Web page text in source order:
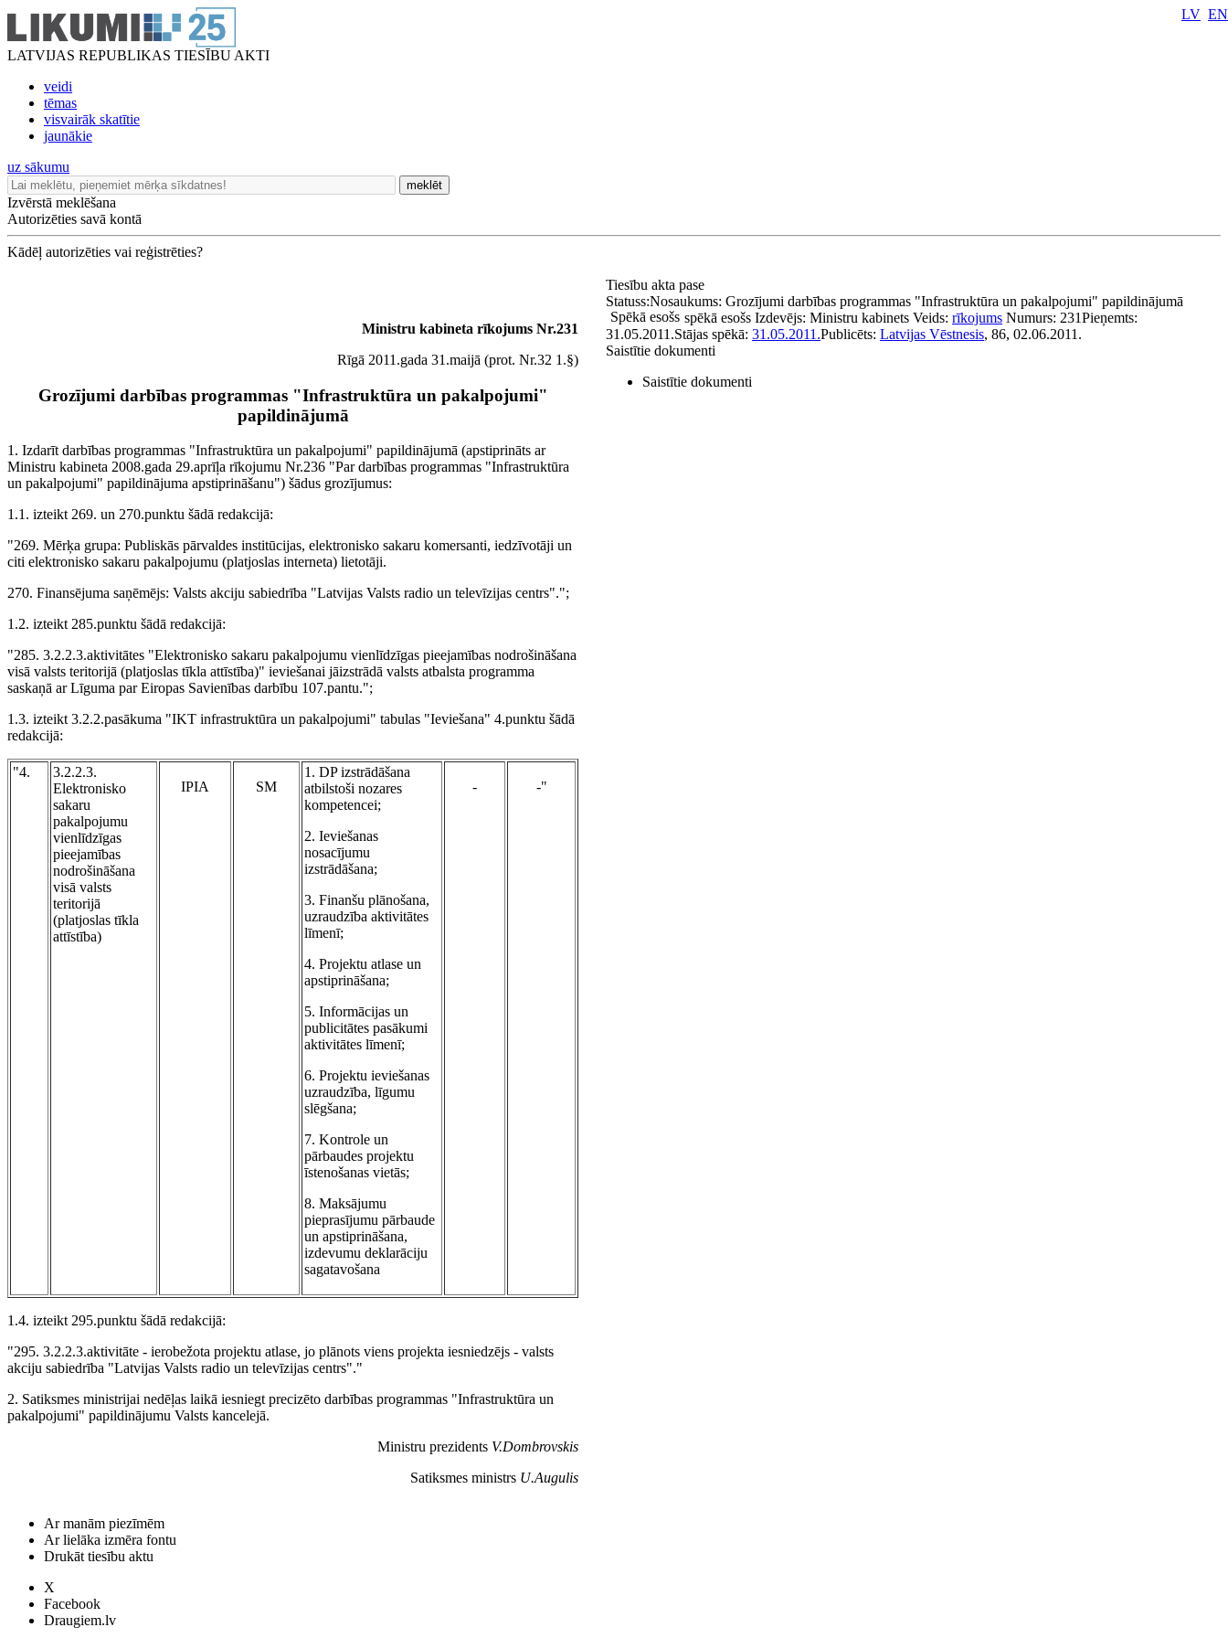
LATVIJAS REPUBLIKAS TIESĪBU AKTI
veidi
tēmas
visvairāk skatītie
jaunākie
LV EN
uz sākumu
meklēt
Izvērstā meklēšana
Autorizēties savā kontā
Kādēļ autorizēties vai reģistrēties?
Ministru kabineta rīkojums Nr.231
Rīgā 2011.gada 31.maijā (prot. Nr.32 1.§)
Grozījumi darbības programmas "Infrastruktūra un pakalpojumi"
papildinājumā
1. Izdarīt darbības programmas "Infrastruktūra un pakalpojumi" papildinājumā (apstiprināts ar
Ministru kabineta 2008.gada 29.aprīļa rīkojumu Nr.236 "Par darbības programmas "Infrastruktūra
un pakalpojumi" papildinājuma apstiprināšanu") šādus grozījumus:
1.1. izteikt 269. un 270.punktu šādā redakcijā:
"269. Mērķa grupa: Publiskās pārvaldes institūcijas, elektronisko sakaru komersanti, iedzīvotāji un
citi elektronisko sakaru pakalpojumu (platjoslas interneta) lietotāji.
270. Finansējuma saņēmējs: Valsts akciju sabiedrība "Latvijas Valsts radio un televīzijas centrs".";
1.2. izteikt 285.punktu šādā redakcijā:
"285. 3.2.2.3.aktivitātes "Elektronisko sakaru pakalpojumu vienlīdzīgas pieejamības nodrošināšana
visā valsts teritorijā (platjoslas tīkla attīstība)" ieviešanai jāizstrādā valsts atbalsta programma
saskaņā ar Līguma par Eiropas Savienības darbību 107.pantu.";
1.3. izteikt3.2.2.pasākuma "IKT infrastruktūra un pakalpojumi" tabulas "Ieviešana" 4.punktu šādā
redakcijā:
"4.
3.2.2.3.
Elektronisko
sakaru
pakalpojumu
vienlīdzīgas
pieejamības
nodrošināšana
visā valsts
teritorijā
(platjoslas tīkla
attīstība)
IPIA SM
1. DP izstrādāšana
atbilstoši nozares
kompetencei;
2. Ieviešanas
nosacījumu
izstrādāšana;
3. Finanšu plānošana,
uzraudzība aktivitātes
līmenī;
4. Projektu atlase un
apstiprināšana;
5. Informācijas un
publicitātes pasākumi
aktivitātes līmenī;
6. Projektu ieviešanas
uzraudzība, līgumu
slēgšana;
7. Kontrole un
pārbaudes projektu
īstenošanas vietās;
8. Maksājumu
pieprasījumu pārbaude
un apstiprināšana,
izdevumu deklarāciju
sagatavošana
- -"
1.4. izteikt 295.punktu šādā redakcijā:
"295. 3.2.2.3.aktivitāte - ierobežota projektu atlase, jo plānots viens projekta iesniedzējs - valsts
akciju sabiedrība "Latvijas Valsts radio un televīzijas centrs"."
2. Satiksmes ministrijai nedēļas laikā iesniegt precizēto darbības programmas "Infrastruktūra un
pakalpojumi" papildinājumu Valsts kancelejā.
Ministru prezidents V.Dombrovskis
Satiksmes ministrs U.Augulis
Tiesību akta pase
Nosaukums: Grozījumi darbības programmas "Infrastruktūra un pakalpojumi" papildinājumā
Statuss:
Spēkā esošs spēkā esošs Izdevējs: Ministru kabinets Veids: rīkojums Numurs: 231Pieņemts:
31.05.2011.Stājas spēkā: 31.05.2011.Publicēts: Latvijas Vēstnesis, 86, 02.06.2011.
Saistītie dokumenti
Saistītie dokumenti
Ar manām piezīmēm
Ar lielāka izmēra fontu
Drukāt tiesību aktu
X
Facebook
Draugiem.lv